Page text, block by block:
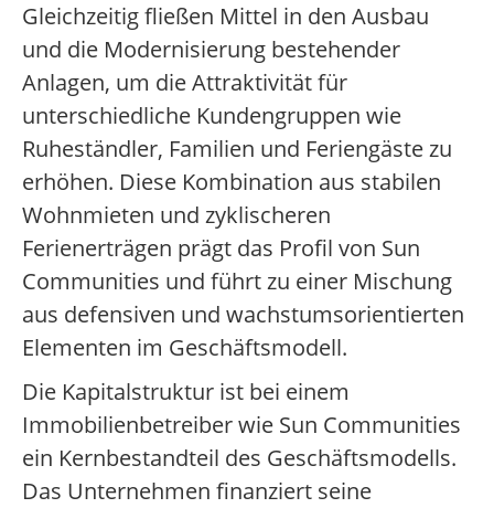
Gleichzeitig fließen Mittel in den Ausbau
und die Modernisierung bestehender
Anlagen, um die Attraktivität für
unterschiedliche Kundengruppen wie
Ruheständler, Familien und Feriengäste zu
erhöhen. Diese Kombination aus stabilen
Wohnmieten und zyklischeren
Ferienerträgen prägt das Profil von Sun
Communities und führt zu einer Mischung
aus defensiven und wachstumsorientierten
Elementen im Geschäftsmodell.
Die Kapitalstruktur ist bei einem
Immobilienbetreiber wie Sun Communities
ein Kernbestandteil des Geschäftsmodells.
Das Unternehmen finanziert seine